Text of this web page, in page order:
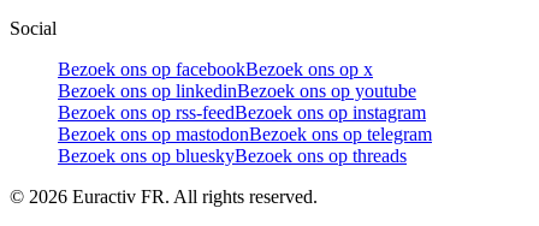
Social
Bezoek ons op facebookBezoek ons op x
Bezoek ons op linkedinBezoek ons op youtube
Bezoek ons op rss-feedBezoek ons op instagram
Bezoek ons op mastodonBezoek ons op telegram
Bezoek ons op blueskyBezoek ons op threads
© 2026 Euractiv FR. All rights reserved.